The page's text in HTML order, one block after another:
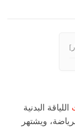
اللياقة البدنية
ويشتهر